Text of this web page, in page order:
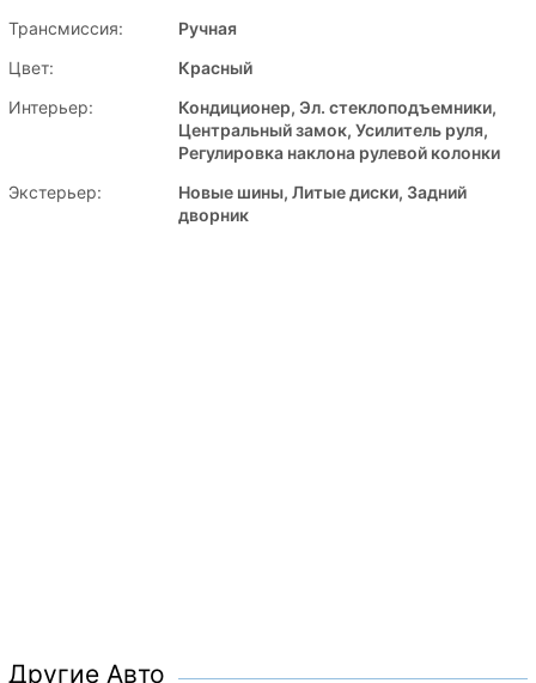
Трансмиссия:
Ручная
Цвет:
Красный
Интерьер:
Кондиционер, Эл. стеклоподъемники,
Центральный замок, Усилитель руля,
Регулировка наклона рулевой колонки
Экстерьер:
Новые шины, Литые диски, Задний
дворник
Другие Авто